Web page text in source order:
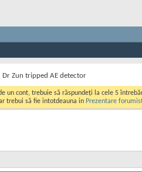
Dr Zun tripped AE detector
un cont, trebuie să răspundeți la cele 5
trebui să fie intotdeauna in Prezentare